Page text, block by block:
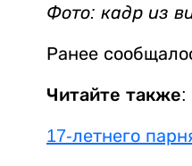
Фото: кадр из
Ранее
Читайте также:
17-летнего